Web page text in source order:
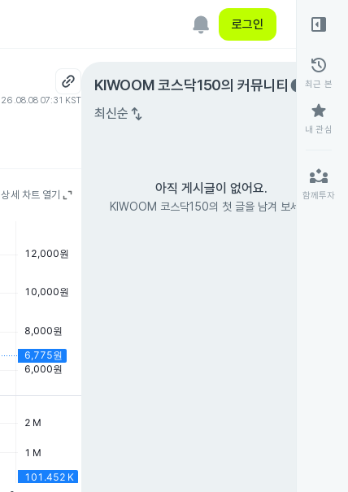
로그인
26.08.08 07:31 KST
상세 차트 열기
KIWOOM 코스닥150의 커뮤니티 expand_circle_right
최신순 swap_vert
아직 게시글이 없어요.
KIWOOM 코스닥150의 첫 글을 남겨 보세요.
right_panel_open
history
최근 본
star
내 관심
partner_exchange
함께투자